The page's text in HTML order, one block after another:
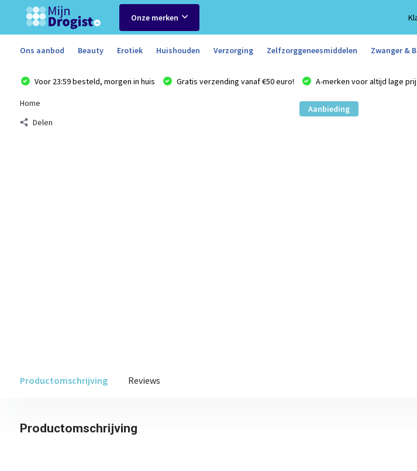
Onze merken
Ons aanbod Beauty Erotiek Huishouden Verzorging Zelfzorggeneesmiddelen Zwanger &
Voor 23:59 besteld, morgen in huis Gratis verzending vanaf €50 euro! A-merken voor altijd lage
Home
Aanbieding
Delen
Productomschrijving Reviews
Productomschrijving